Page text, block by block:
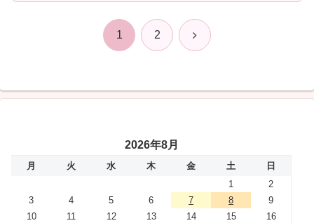
1 2 次
2026年8月
月 火 水 木 金 土
日
1
2
3
4 5 6 7 8
9
10
11 12 13 14 15
16